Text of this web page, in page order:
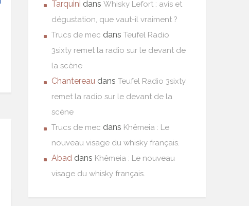
Tarquini dans Whisky Lefort : avis et
dégustation, que vaut-il vraiment ?
Trucs de mec dans Teufel Radio
3sixty remet la radio sur le devant de
la scène
Chantereau dans Teufel Radio 3sixty
remet la radio sur le devant de la
scène
Trucs de mec dans Khêmeia : Le
nouveau visage du whisky français.
Abad dans Khêmeia : Le nouveau
visage du whisky français.